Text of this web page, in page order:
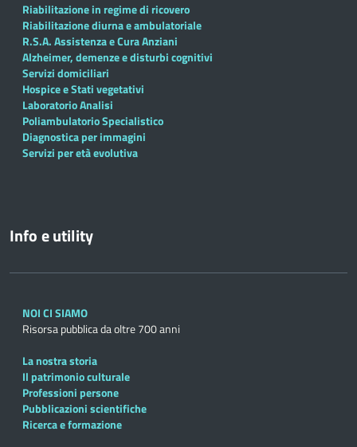
Riabilitazione in regime di ricovero
Riabilitazione diurna e ambulatoriale
R.S.A. Assistenza e Cura Anziani
Alzheimer, demenze e disturbi cognitivi
Servizi domiciliari
Hospice e Stati vegetativi
Laboratorio Analisi
Poliambulatorio Specialistico
Diagnostica per immagini
Servizi per età evolutiva
Info e utility
NOI CI SIAMO
Risorsa pubblica da oltre 700 anni
La nostra storia
Il patrimonio culturale
Professioni persone
Pubblicazioni scientifiche
Ricerca e formazione